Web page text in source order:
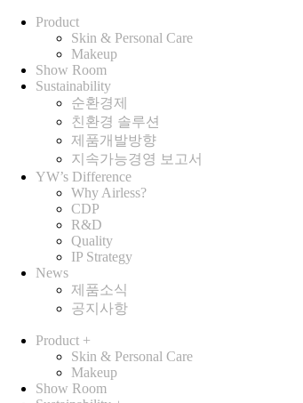
Product
Skin & Personal Care
Makeup
Show Room
Sustainability
순환경제
친환경 솔루션
제품개발방향
지속가능경영 보고서
YW’s Difference
Why Airless?
CDP
R&D
Quality
IP Strategy
News
제품소식
공지사항
Product +
Skin & Personal Care
Makeup
Show Room